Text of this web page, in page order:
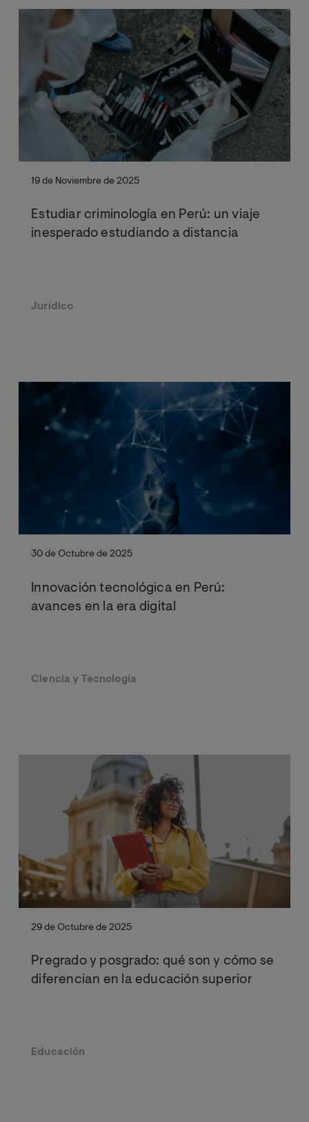
19 de Noviembre de 2025
Estudiar criminología en Perú: un viaje
inesperado estudiando a distancia
Jurídico
30 de Octubre de 2025
Innovación tecnológica en Perú:
avances en la era digital
Ciencia y Tecnología
29 de Octubre de 2025
Pregrado y posgrado: qué son y cómo se
diferencian en la educación superior
Educación